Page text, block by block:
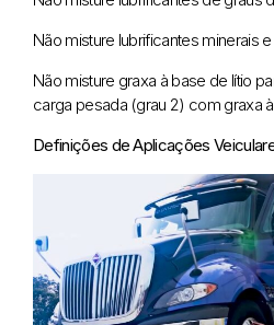
Não misture lubrificantes minerais
Não misture graxa à base de lítio
carga pesada (grau 2) com graxa
Definições de Aplicações